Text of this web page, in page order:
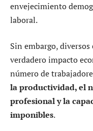
envejecimiento
laboral.
Sin embargo,
verdadero impacto
número de
la productividad, el
profesional y la
imponibles.